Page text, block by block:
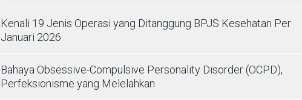
Kenali 19 Jenis Operasi yang Ditanggung BPJS Kesehatan Per
Januari 2026
Bahaya Obsessive-Compulsive Personality Disorder (OCPD),
Perfeksionisme yang Melelahkan